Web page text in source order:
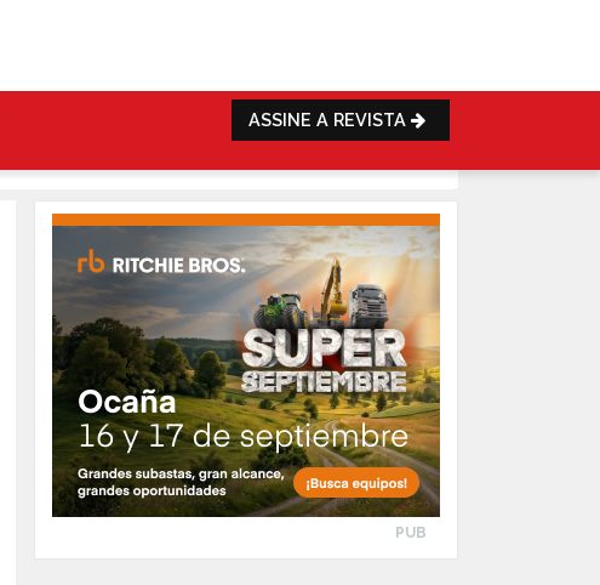
ASSINE A REVISTA
PUB